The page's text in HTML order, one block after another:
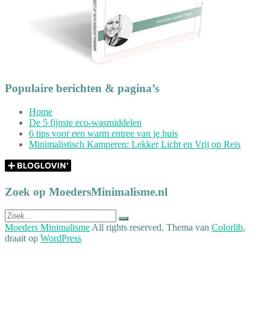
Populaire berichten & pagina’s
Home
De 5 fijnste eco-wasmiddelen
6 tips voor een warm entree van je huis
Minimalistisch Kamperen: Lekker Licht en Vrij op Reis
Zoek op MoedersMinimalisme.nl
Zoek
naar:
Moeders MinimalismeAll rights reserved. Thema van Colorlib,
draait op WordPress